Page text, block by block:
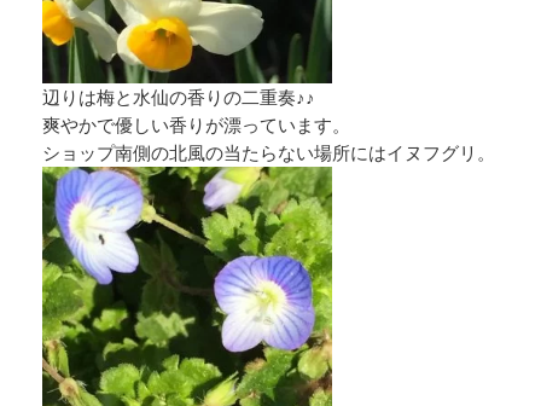
辺りは梅と水仙の香りの二重奏♪♪
爽やかで優しい香りが漂っています。
ショップ南側の北風の当たらない場所にはイヌフグリ。